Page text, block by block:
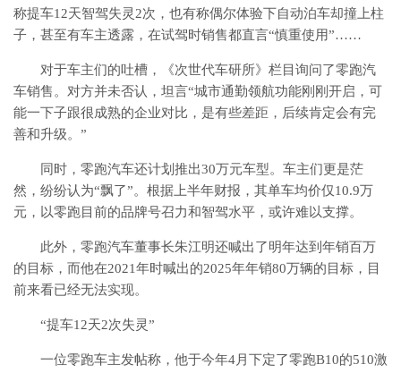
称提车12天智驾失灵2次，也有称偶尔体验下自动泊车却撞上柱
子，甚至有车主透露，在试驾时销售都直言“慎重使用”……
对于车主们的吐槽，《次世代车研所》栏目询问了零跑汽
车销售。对方并未否认，坦言“城市通勤领航功能刚刚开启，可
能一下子跟很成熟的企业对比，是有些差距，后续肯定会有完
善和升级。”
同时，零跑汽车还计划推出30万元车型。车主们更是茫
然，纷纷认为“飘了”。根据上半年财报，其单车均价仅10.9万
元，以零跑目前的品牌号召力和智驾水平，或许难以支撑。
此外，零跑汽车董事长朱江明还喊出了明年达到年销百万
的目标，而他在2021年时喊出的2025年年销80万辆的目标，目
前来看已经无法实现。
“提车12天2次失灵”
一位零跑车主发帖称，他于今年4月下定了零跑B10的510激